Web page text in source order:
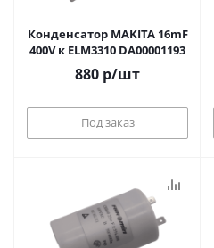
Конденсатор MAKITA 16mF
400V к ELM3310 DA00001193
880 р/шт
Под заказ